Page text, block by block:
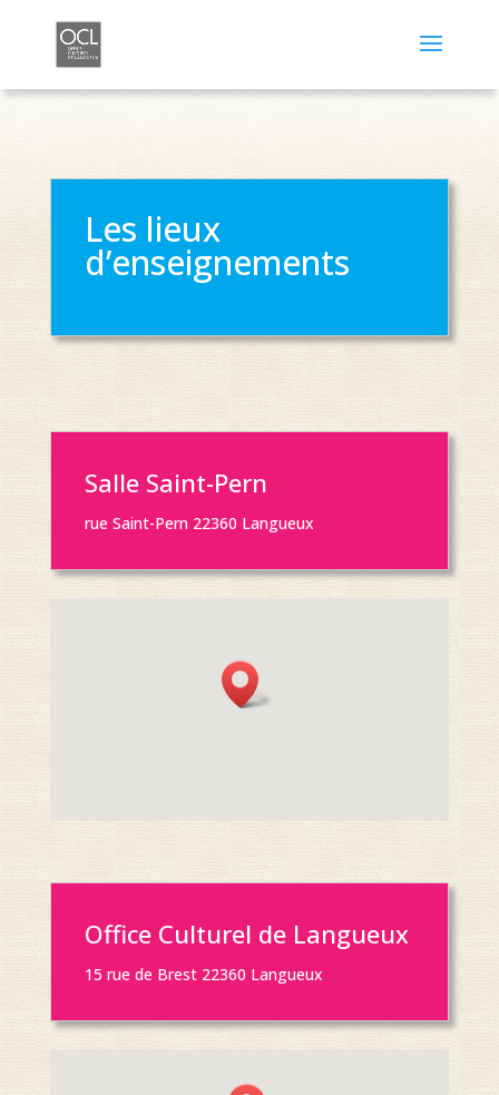
Les lieux
d’enseignements
Salle Saint-Pern
rue Saint-Pern 22360 Langueux
Office Culturel de Langueux
15 rue de Brest 22360 Langueux